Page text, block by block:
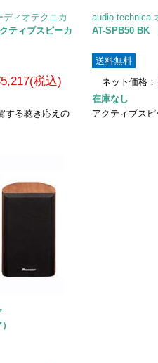
ィオテクニカ
ティブスピーカ
税込)
する聴き応えの
audio-technica
AT-SPB50 BK
送料無料
ネット価格：
在庫なし
アクティブスピ